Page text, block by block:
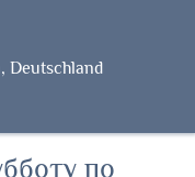
Deutschland
по